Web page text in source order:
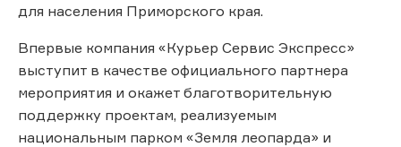
для населения Приморского края.
Впервые компания «Курьер Сервис Экспресс»
выступит в качестве официального партнера
мероприятия и окажет благотворительную
поддержку проектам, реализуемым
национальным парком «Земля леопарда» и